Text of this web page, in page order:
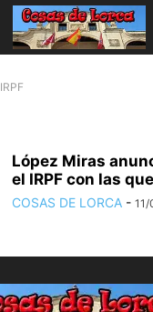
IRPF
López Miras
el IRPF con las
COSAS DE LORCA - 11/